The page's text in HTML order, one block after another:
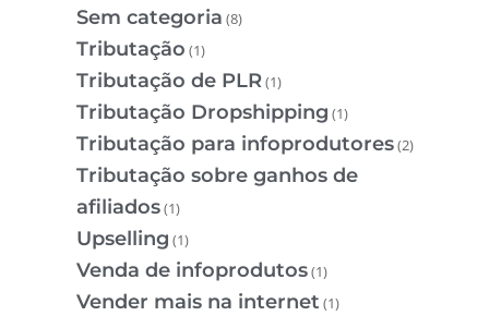
Sem categoria (8)
Tributação (1)
Tributação de PLR(1)
Tributação Dropshipping (1)
Tributação para infoprodutores(2)
Tributação sobre ganhos de
afiliados(1)
Upselling (1)
Venda de infoprodutos(1)
Vender mais na internet (1)